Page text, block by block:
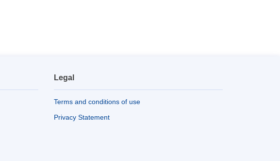
Legal
Terms and conditions of use
Privacy Statement